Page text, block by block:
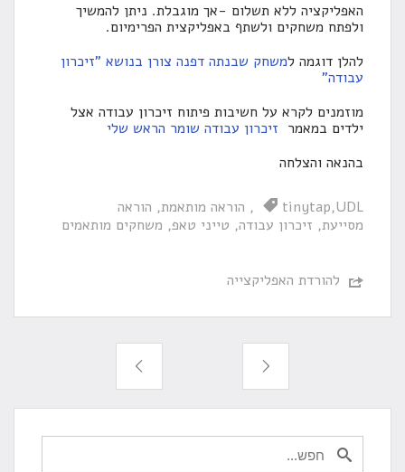
האפליקציה ללא תשלום -אך מוגבלת. ניתן להמשיך
ולפתח משחקים ולשתף באפליקצית הפרימיום.
להלן דוגמה למשחק שבנתה דפנה צורן בנושא "זיכרון
עבודה"
מוזמנים לקרא על חשיבות פיתוח זיכרון עבודה אצל
ילדים במאמר זיכרון עבודה שומר הראש שלי
בהנאה והצלחה
tinytap UDL הוראה מותאמת הוראה
מסייעת זיכרון עבודה טייני טאפ משחקים מותאמים
להורדת האפליקצייה